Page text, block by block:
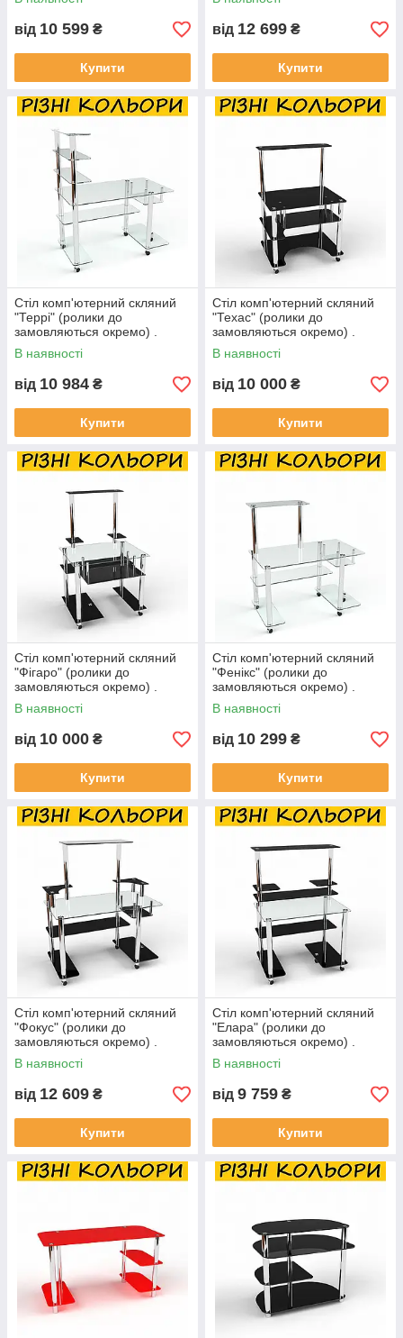
змінювати.
від 10 599 ₴
Купити
змінювати.
від 12 699 ₴
Купити
Стіл комп'ютерний скляний
"Террі" (ролики до
замовляються окремо) .
Колір та розмір можна
змінювати.
В наявності
від 10 984 ₴
Купити
Стіл комп'ютерний скляний
"Техас" (ролики до
замовляються окремо) .
Колір та розмір можна
змінювати.
В наявності
від 10 000 ₴
Купити
Стіл комп'ютерний скляний
"Фігаро" (ролики до
замовляються окремо) .
Колір та розмір можна
змінювати.
В наявності
від 10 000 ₴
Купити
Стіл комп'ютерний скляний
"Фенікс" (ролики до
замовляються окремо) .
Колір та розмір можна
змінювати.
В наявності
від 10 299 ₴
Купити
Стіл комп'ютерний скляний
"Фокус" (ролики до
замовляються окремо) .
Колір та розмір можна
змінювати.
В наявності
від 12 609 ₴
Купити
Стіл комп'ютерний скляний
"Елара" (ролики до
замовляються окремо) .
Колір та розмір можна
змінювати.
В наявності
від 9 759 ₴
Купити